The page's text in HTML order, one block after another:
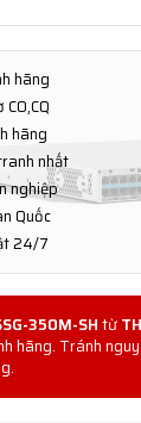
hãng
hãng
nhất
nghiệp
Quốc
24/7
350M-SHtừ
hãng. Tránh